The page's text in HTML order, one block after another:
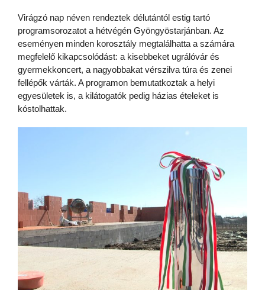
Virágzó nap néven rendeztek délutántól estig tartó
programsorozatot a hétvégén Gyöngyöstarjánban. Az
eseményen minden korosztály megtalálhatta a számára
megfelelő kikapcsolódást: a kisebbeket ugrálóvár és
gyermekkoncert, a nagyobbakat vérszilva túra és zenei
fellépők várták. A programon bemutatkoztak a helyi
egyesületek is, a kilátogatók pedig házias ételeket is
kóstolhattak.